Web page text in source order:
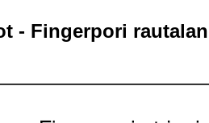
- Fingerpori